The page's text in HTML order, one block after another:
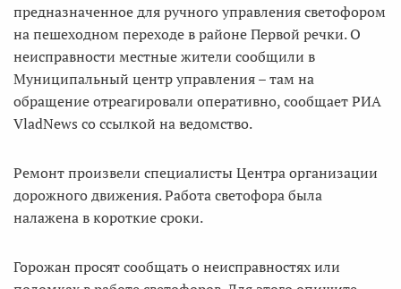
предназначенное для ручного управления светофором
на пешеходном переходе в районе Первой речки. О
неисправности местные жители сообщили в
Муниципальный центр управления – там на
обращение отреагировали оперативно, сообщает РИА
VladNews со ссылкой на ведомство.
Ремонт произвели специалисты Центра организации
дорожного движения. Работа светофора была
налажена в короткие сроки.
Горожан просят сообщать о неисправностях или